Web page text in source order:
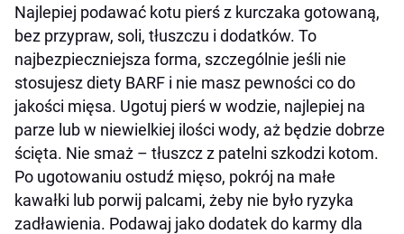
Najlepiej podawać kotu pierś z kurczaka gotowaną,
bez przypraw, soli, tłuszczu i dodatków. To
najbezpieczniejsza forma, szczególnie jeśli nie
stosujesz diety BARF i nie masz pewności co do
jakości mięsa. Ugotuj pierś w wodzie, najlepiej na
parze lub w niewielkiej ilości wody, aż będzie dobrze
ścięta. Nie smaż – tłuszcz z patelni szkodzi kotom.
Po ugotowaniu ostudź mięso, pokrój na małe
kawałki lub porwij palcami, żeby nie było ryzyka
zadławienia. Podawaj jako dodatek do karmy dla